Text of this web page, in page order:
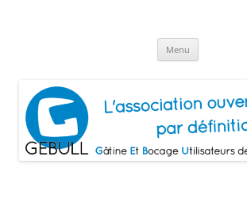
Logiciels Libres
Menu